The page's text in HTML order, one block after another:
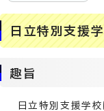
日立特別支援学
趣旨
日立特別支援学校